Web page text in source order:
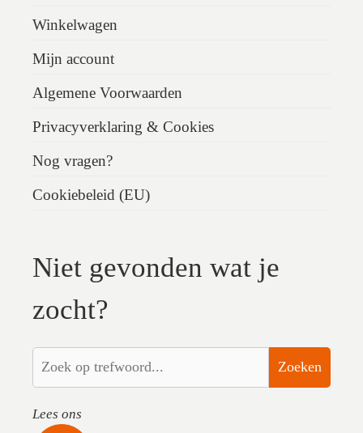
Winkelwagen
Mijn account
Algemene Voorwaarden
Privacyverklaring & Cookies
Nog vragen?
Cookiebeleid (EU)
Niet gevonden wat je
zocht?
Zoeken
Lees ons